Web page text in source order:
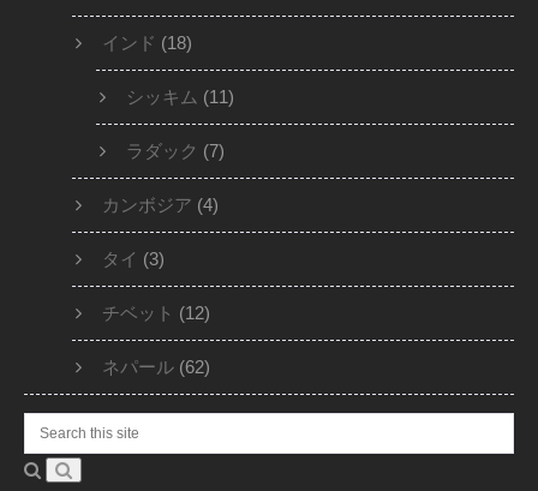
インド (18)
シッキム (11)
ラダック (7)
カンボジア (4)
タイ (3)
チベット (12)
ネパール (62)